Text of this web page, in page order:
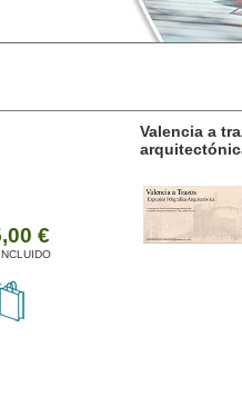
Valencia a trazos: expresión